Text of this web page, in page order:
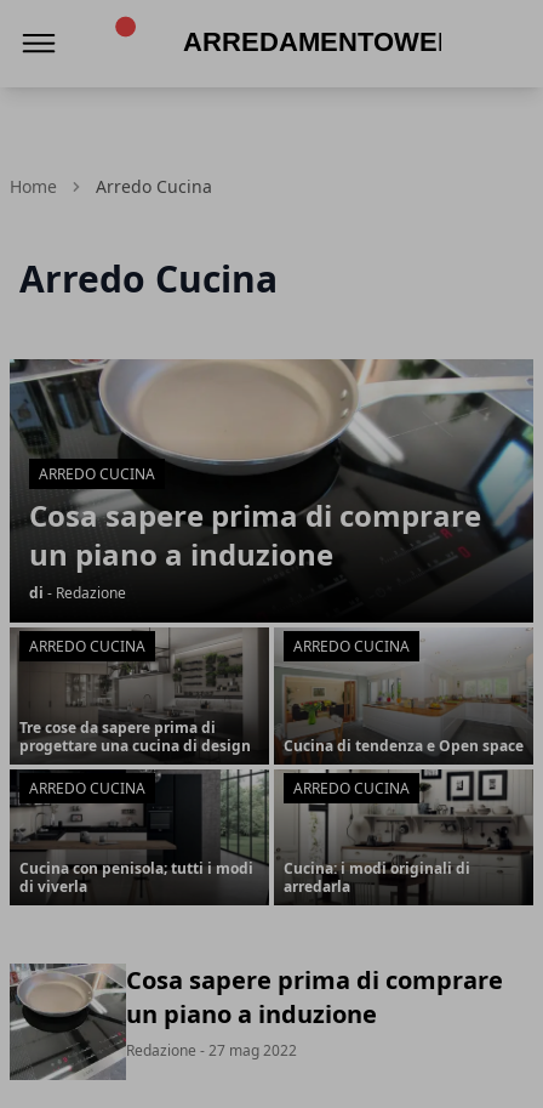
Home Arredo Cucina
Arredo Cucina
Articoli in Evidenza
ARREDO CUCINA
Cosa sapere prima di comprare
un piano a induzione
di - Redazione
ARREDO CUCINA
Tre cose da sapere prima di
progettare una cucina di design
ARREDO CUCINA
Cucina di tendenza e Open space
ARREDO CUCINA
Cucina con penisola; tutti i modi
di viverla
ARREDO CUCINA
Cucina: i modi originali di
arredarla
Cosa sapere prima di comprare
un piano a induzione
Redazione - 27 mag 2022